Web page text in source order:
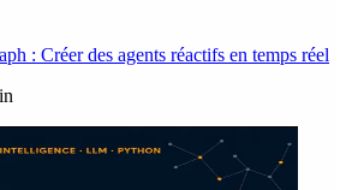
: Créer des agents réactifs en temps réel